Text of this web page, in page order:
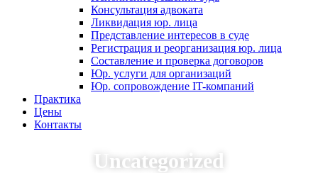
Консультация адвоката
Ликвидация юр. лица
Представление интересов в суде
Регистрация и реорганизация юр. лица
Составление и проверка договоров
Юр. услуги для организаций
Юр. сопровождение IT-компаний
Практика
Цены
Контакты
Uncategorized